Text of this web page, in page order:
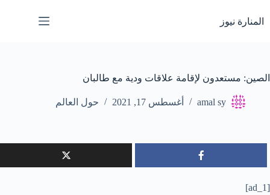
إلى
المحتوى
المنارة نيوز
الصين: مستعدون لإقامة علاقات ودية مع طالبان
amal sy أغسطس 17, 2021 حول العالم
[ad_1]